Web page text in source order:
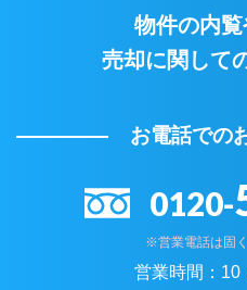
物件の内覧
売却に関して
お電話での
0120-
※営業電話は固
営業時間： 10